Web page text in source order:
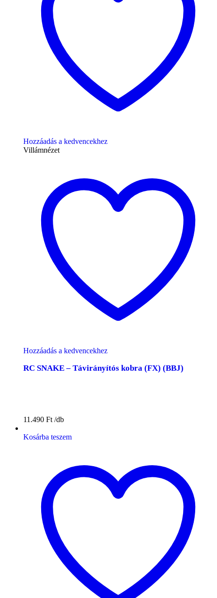
Hozzáadás a kedvencekhez
Villámnézet
Hozzáadás a kedvencekhez
RC SNAKE – Távirányítós kobra (FX) (BBJ)
11.490 Ft
Kosárba teszem